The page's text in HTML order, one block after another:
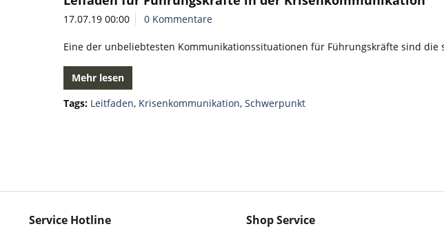
17.07.19 00:00 0 Kommentare
Eine der unbeliebtesten Kommunikationssituationen für Führungskräfte sind die
Mehr lesen
Tags: Leitfaden, Krisenkommunikation, Schwerpunkt
Service Hotline Shop Service